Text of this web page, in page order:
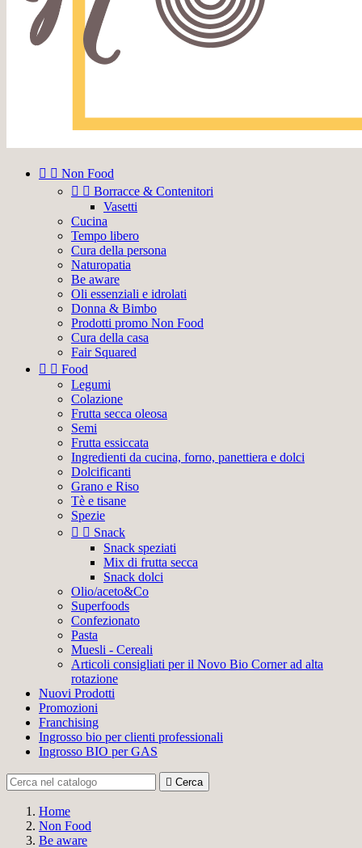
  Non Food
  Borracce & Contenitori
Vasetti
Cucina
Tempo libero
Cura della persona
Naturopatia
Be aware
Oli essenziali e idrolati
Donna & Bimbo
Prodotti promo Non Food
Cura della casa
Fair Squared
  Food
Legumi
Colazione
Frutta secca oleosa
Semi
Frutta essiccata
Ingredienti da cucina, forno, panettiera e dolci
Dolcificanti
Grano e Riso
Tè e tisane
Spezie
  Snack
Snack speziati
Mix di frutta secca
Snack dolci
Olio/aceto&Co
Superfoods
Confezionato
Pasta
Muesli - Cereali
Articoli consigliati per il Novo Bio Corner ad alta
rotazione
Nuovi Prodotti
Promozioni
Franchising
Ingrosso bio per clienti professionali
Ingrosso BIO per GAS
 Cerca
Home
Non Food
Be aware